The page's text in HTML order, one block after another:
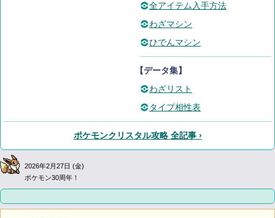
全アイテム入手方法
わざマシン
ひでんマシン
【データ集】
わざリスト
タイプ相性表
ポケモンクリスタル攻略 全記事 ›
2026年2月27日 (金)
ポケモン30周年！